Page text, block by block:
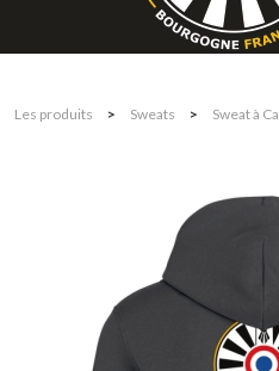
Les produits > Sweats > Sweat à